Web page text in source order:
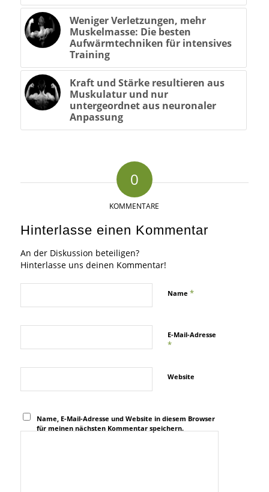
Weniger Verletzungen, mehr
Muskelmasse: Die besten
Aufwärmtechniken für intensives
Training
Kraft und Stärke resultieren aus
Muskulatur und nur
untergeordnet aus neuronaler
Anpassung
0
KOMMENTARE
Hinterlasse einen Kommentar
An der Diskussion beteiligen?
Hinterlasse uns deinen Kommentar!
Name *
E-Mail-Adresse
*
Website
Name, E-Mail-Adresse und Website in diesem Browser
für meinen nächsten Kommentar speichern.